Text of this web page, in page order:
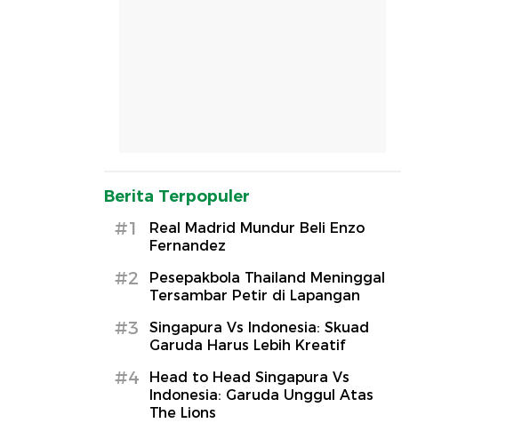
Berita Terpopuler
#1
Real Madrid Mundur Beli Enzo
Fernandez
#2
Pesepakbola Thailand Meninggal
Tersambar Petir di Lapangan
#3
Singapura Vs Indonesia: Skuad
Garuda Harus Lebih Kreatif
#4
Head to Head Singapura Vs
Indonesia: Garuda Unggul Atas
The Lions